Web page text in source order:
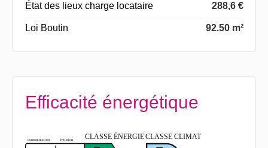
État des lieux charge locataire 288,6 €
Loi Boutin 92.50 m²
Efficacité énergétique